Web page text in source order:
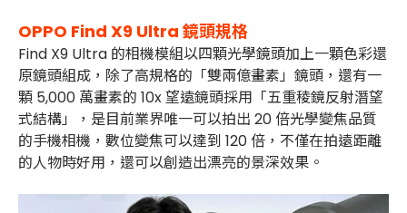
OPPO Find X9 Ultra 鏡頭規格
Find X9 Ultra 的相機模組以四顆光學鏡頭加上一顆色彩還
原鏡頭組成，除了高規格的「雙兩億畫素」鏡頭，還有一
顆 5,000 萬畫素的 10x 望遠鏡頭採用「五重稜鏡反射潛望
式結構」，是目前業界唯一可以拍出 20 倍光學變焦品質
的手機相機，數位變焦可以達到 120 倍，不僅在拍遠距離
的人物時好用，還可以創造出漂亮的景深效果。